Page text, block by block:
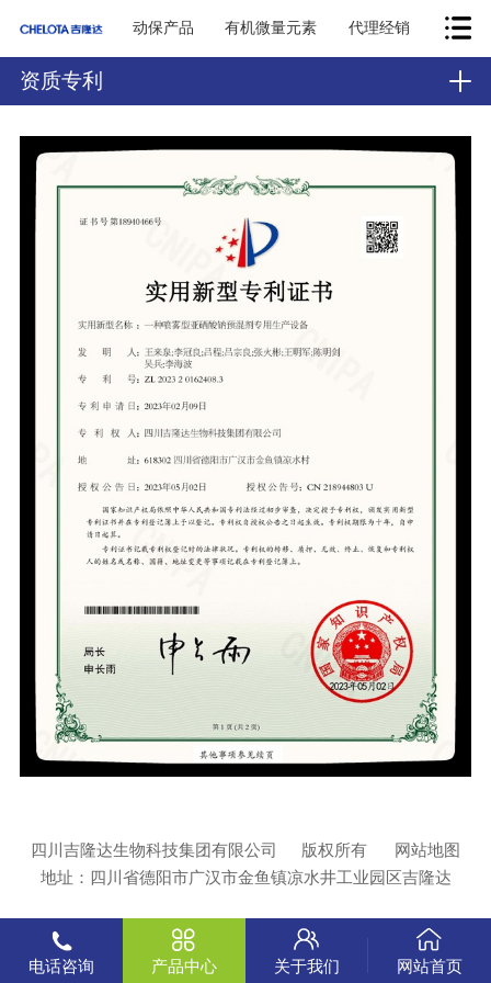
动保产品 有机微量元素 代理经销
资质专利
四川吉隆达生物科技集团有限公司 版权所有
网站地图
地址：四川省德阳市广汉市金鱼镇凉水井工业园区吉隆达
电话咨询 产品中心 关于我们 网站首页